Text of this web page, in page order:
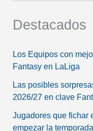
Destacados
Los Equipos con
Fantasy en LaLiga
Las posibles
2026/27 en clave
Jugadores que fichar
empezar la temporada